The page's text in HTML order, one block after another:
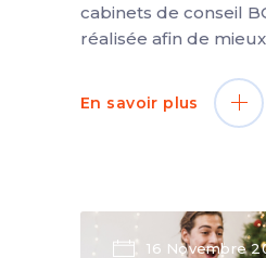
cabinets de conseil
réalisée afin de mieux
En savoir plus
16 Novembre